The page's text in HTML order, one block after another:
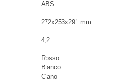
ABS
272x253x291 mm
4,2
Rosso
Bianco
Ciano